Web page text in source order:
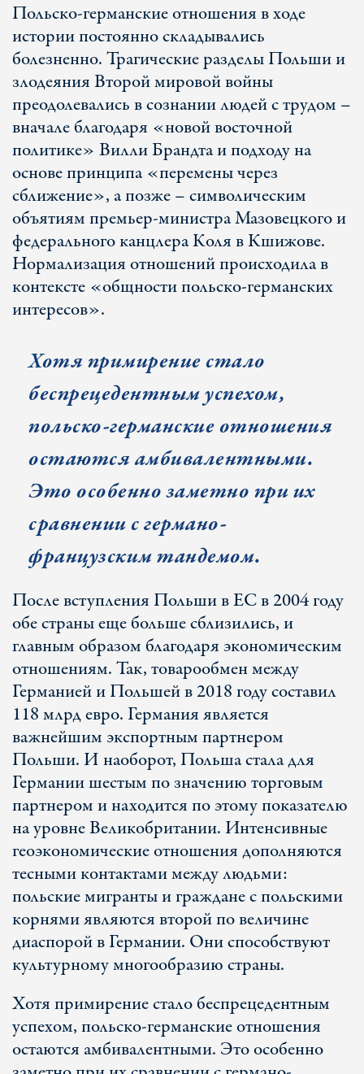
Польско-германские отношения в ходе
истории постоянно складывались
болезненно. Трагические разделы Польши и
злодеяния Второй мировой войны
преодолевались в сознании людей с трудом –
вначале благодаря «новой восточной
политике» Вилли Брандта и подходу на
основе принципа «перемены через
сближение», а позже – символическим
объятиям премьер-министра Мазовецкого и
федерального канцлера Коля в Кшижове.
Нормализация отношений происходила в
контексте «общности польско-германских
интересов».
Хотя примирение стало
беспрецедентным успехом,
польско-германские отношения
остаются амбивалентными.
Это особенно заметно при их
сравнении с германо-
французским тандемом.
После вступления Польши в ЕС в 2004 году
обе страны еще больше сблизились, и
главным образом благодаря экономическим
отношениям. Так, товарообмен между
Германией и Польшей в 2018 году составил
118 млрд евро. Германия является
важнейшим экспортным партнером
Польши. И наоборот, Польша стала для
Германии шестым по значению торговым
партнером и находится по этому показателю
на уровне Великобритании. Интенсивные
геоэкономические отношения дополняются
тесными контактами между людьми:
польские мигранты и граждане с польскими
корнями являются второй по величине
диаспорой в Германии. Они способствуют
культурному многообразию страны.
Хотя примирение стало беспрецедентным
успехом, польско-германские отношения
остаются амбивалентными. Это особенно